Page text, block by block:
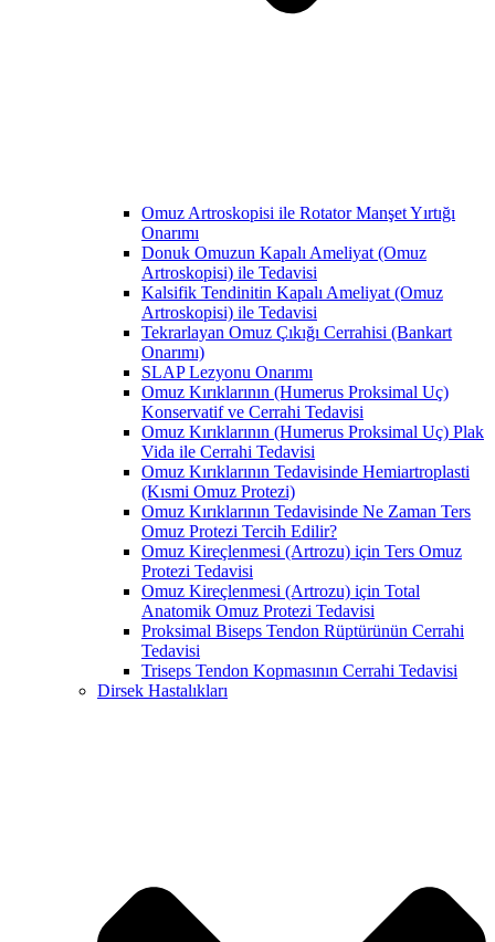
Omuz Artroskopisi ile Rotator Manşet Yırtığı
Onarımı
Donuk Omuzun Kapalı Ameliyat (Omuz
Artroskopisi) ile Tedavisi
Kalsifik Tendinitin Kapalı Ameliyat (Omuz
Artroskopisi) ile Tedavisi
Tekrarlayan Omuz Çıkığı Cerrahisi (Bankart
Onarımı)
SLAP Lezyonu Onarımı
Omuz Kırıklarının (Humerus Proksimal Uç)
Konservatif ve Cerrahi Tedavisi
Omuz Kırıklarının (Humerus Proksimal Uç) Plak
Vida ile Cerrahi Tedavisi
Omuz Kırıklarının Tedavisinde Hemiartroplasti
(Kısmi Omuz Protezi)
Omuz Kırıklarının Tedavisinde Ne Zaman Ters
Omuz Protezi Tercih Edilir?
Omuz Kireçlenmesi (Artrozu) için Ters Omuz
Protezi Tedavisi
Omuz Kireçlenmesi (Artrozu) için Total
Anatomik Omuz Protezi Tedavisi
Proksimal Biseps Tendon Rüptürünün Cerrahi
Tedavisi
Triseps Tendon Kopmasının Cerrahi Tedavisi
Dirsek Hastalıkları